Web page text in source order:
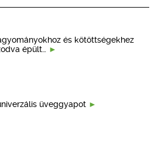
és kötöttségekhez
épült…
üveggyapot